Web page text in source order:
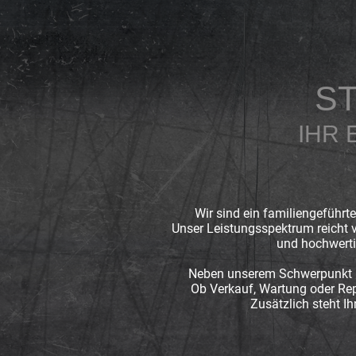
IHR
Wir sind ein
Unser Leistungsspektrum
und
Neben unserem
Ob Verkauf, Wartung oder
Zusätzlich steht